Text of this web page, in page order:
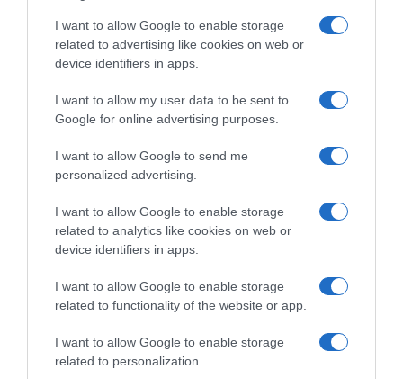
I want to allow Google to enable storage
related to advertising like cookies on web or
device identifiers in apps.
I want to allow my user data to be sent to
Google for online advertising purposes.
I want to allow Google to send me
personalized advertising.
I want to allow Google to enable storage
related to analytics like cookies on web or
device identifiers in apps.
I want to allow Google to enable storage
related to functionality of the website or app.
I want to allow Google to enable storage
related to personalization.
ΕΛΛΑΔΑ